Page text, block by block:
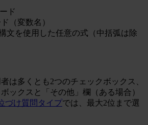
ド
（変数名）
文を使用した任意の式（中括弧は除
は多くとも2つのチェックボックス、
ックスと「その他」欄（ある場合）
づけ質問タイプでは、最大2位まで選